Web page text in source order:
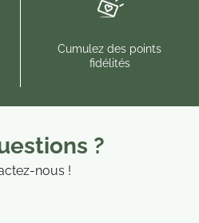
Cumulez des points
fidélités
?
nous !